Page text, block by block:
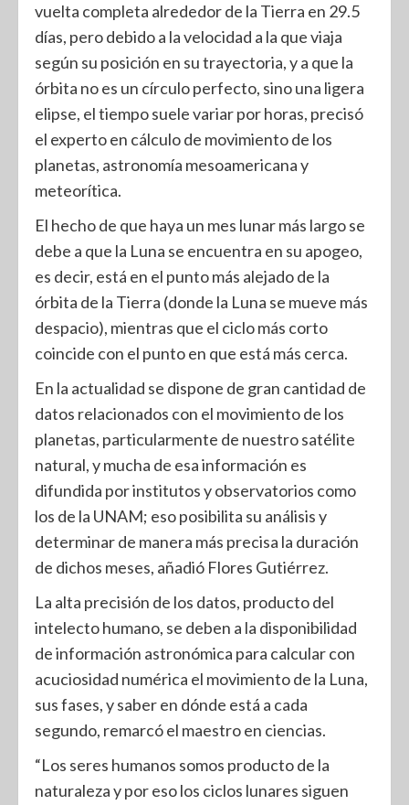
vuelta completa alrededor de la Tierra en 29.5
días, pero debido a la velocidad a la que viaja
según su posición en su trayectoria, y a que la
órbita no es un círculo perfecto, sino una ligera
elipse, el tiempo suele variar por horas, precisó
el experto en cálculo de movimiento de los
planetas, astronomía mesoamericana y
meteorítica.
El hecho de que haya un mes lunar más largo se
debe a que la Luna se encuentra en su apogeo,
es decir, está en el punto más alejado de la
órbita de la Tierra (donde la Luna se mueve más
despacio), mientras que el ciclo más corto
coincide con el punto en que está más cerca.
En la actualidad se dispone de gran cantidad de
datos relacionados con el movimiento de los
planetas, particularmente de nuestro satélite
natural, y mucha de esa información es
difundida por institutos y observatorios como
los de la UNAM; eso posibilita su análisis y
determinar de manera más precisa la duración
de dichos meses, añadió Flores Gutiérrez.
La alta precisión de los datos, producto del
intelecto humano, se deben a la disponibilidad
de información astronómica para calcular con
acuciosidad numérica el movimiento de la Luna,
sus fases, y saber en dónde está a cada
segundo, remarcó el maestro en ciencias.
“Los seres humanos somos producto de la
naturaleza y por eso los ciclos lunares siguen